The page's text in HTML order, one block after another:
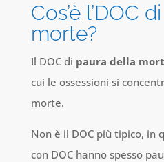
Cos’è l’DOC
morte?
Il DOC di paura della
cui le ossessioni si
morte.
Non è il DOC più tipico, in
con DOC hanno spesso